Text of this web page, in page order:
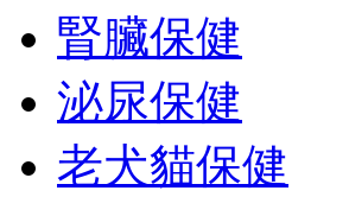
腎臟保健
泌尿保健
老犬貓保健